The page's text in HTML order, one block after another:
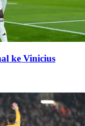
ke Vinicius